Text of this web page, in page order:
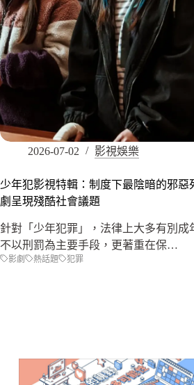
2026-07-02 影視娛樂
少年犯影視特輯：制度下最陰暗的邪惡
劇呈現殘酷社會議題
針對「少年犯罪」，法律上大多有別成
不以刑罰為主要手段，更著重在保…
影劇 熱話題 犯罪